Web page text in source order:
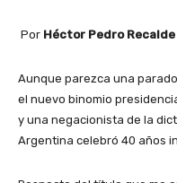
Por Héctor Pedro Recalde
Aunque parezca una
el nuevo binomio
y una negacionista de la
Argentina celebró 40 años